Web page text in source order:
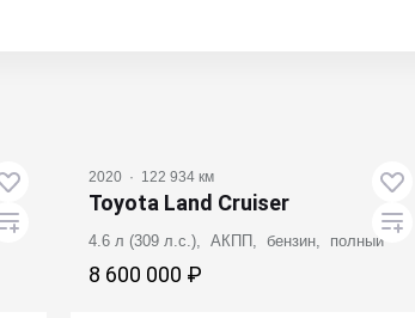
2020 · 122 934 км
Toyota Land Cruiser
4.6 л (309 л.с.), АКПП, бензин, полный
8 600 000 ₽